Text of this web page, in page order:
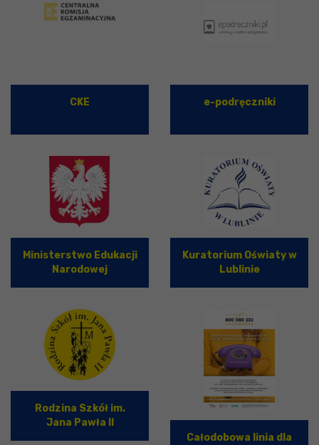
CKE e-podręczniki
Ministerstwo Edukacji
Narodowej
Kuratorium Oświaty w
Lublinie
Rodzina Szkół im.
Jana Pawła II
Całodobowa linia dla